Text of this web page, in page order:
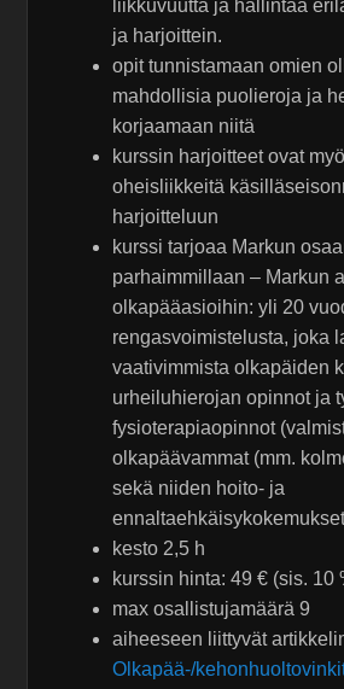
liikkuvuutta ja hallintaa
ja harjoittein.
opit tunnistamaan omien
mahdollisia puolieroja ja
korjaamaan niitä
kurssin harjoitteet ovat
oheisliikkeitä
harjoitteluun
kurssi tarjoaa Markun
parhaimmillaan – Markun
olkapääasioihin: yli 20
rengasvoimistelusta, joka
vaativimmista olkapäiden
urheiluhierojan opinnot ja
fysioterapiaopinnot
olkapäävammat (mm.
sekä niiden hoito- ja
kesto 2,5 h
kurssin hinta: 49 € (sis. 10
max osallistujamäärä 9
aiheeseen liittyvät
Olkapää-/